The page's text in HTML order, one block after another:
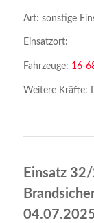
Art: sonstige
Einsatzort:
Fahrzeuge: 16-
Weitere Kräfte:
Einsatz